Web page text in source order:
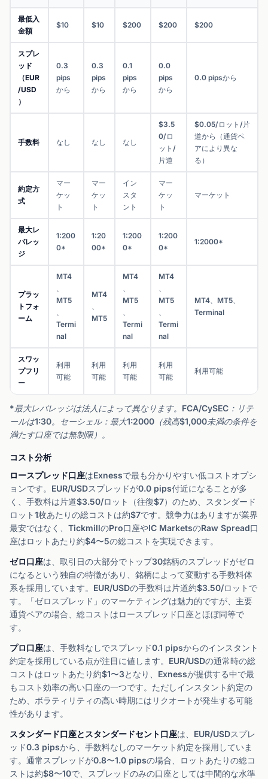
最低入
金額
$10 $10 $200 $200 $200
スプレ
ッド
（EUR
/USD
）
0.3
pips
から
0.3
pips
から
0.1
pips
から
0.0
pips
から
0.0 pipsから
手数料 なし なし なし
$3.5
0/ロ
ット/
片道
$0.05/ロット/片
道から（通貨ペ
アにより異な
る）
約定方
式
マー
ケッ
ト
マー
ケッ
ト
イン
スタ
ント
マー
ケッ
ト
マーケット
最大レ
バレッ
ジ
1:200
0*
1:20
00*
1:200
0*
1:200
0*
1:2000*
プラッ
トフォ
ーム
MT4
、
MT5
、
Termi
nal
MT4
、
MT5
MT4
、
MT5
、
Termi
nal
MT4
、
MT5
、
Termi
nal
MT4、MT5、
Terminal
スワッ
プフリ
ー
利用
可能
利用
可能
利用
可能
利用
可能
利用可能
*最大レバレッジは法人によって異なります。FCA/CySEC：リテ
ールは1:30。セーシェル：最大1:2000（残高$1,000未満の条件を
満たす口座では無制限）。
コスト分析
ロースプレッド口座はExnessで最も分かりやすい低コストオプシ
ョンです。EUR/USDスプレッドが0.0 pips付近になることが多
く、手数料は片道$3.50/ロット（往復$7）のため、スタンダード
ロット1枚あたりの総コストは約$7です。競争力はありますが業界
最安ではなく、TickmillのPro口座やIC MarketsのRaw Spread口
座はロットあたり約$4〜5の総コストを実現できます。
ゼロ口座は、取引日の大部分でトップ30銘柄のスプレッドがゼロ
になるという独自の特徴があり、銘柄によって変動する手数料体
系を採用しています。EUR/USDの手数料は片道約$3.50/ロットで
す。「ゼロスプレッド」のマーケティングは魅力的ですが、主要
通貨ペアの場合、総コストはロースプレッド口座とほぼ同等で
す。
プロ口座は、手数料なしでスプレッド0.1 pipsからのインスタント
約定を採用している点が注目に値します。EUR/USDの通常時の総
コストはロットあたり約$1〜3となり、Exnessが提供する中で最
もコスト効率の高い口座の一つです。ただしインスタント約定の
ため、ボラティリティの高い時期にはリクオートが発生する可能
性があります。
スタンダード口座とスタンダードセント口座は、EUR/USDスプレ
ッド0.3 pipsから、手数料なしのマーケット約定を採用していま
す。通常スプレッドが0.8〜1.0 pipsの場合、ロットあたりの総コ
ストは約$8〜10で、スプレッドのみの口座としては中間的な水準